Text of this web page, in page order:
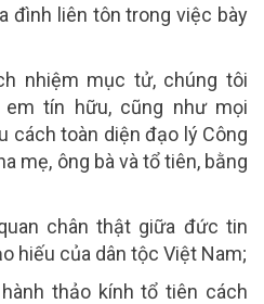
đình liên tôn trong việc bày
nhiệm mục tử, chúng tôi
tín hữu, cũng như mọi
cách toàn diện đạo lý Công
mẹ, ông bà và tổ tiên, bằng
chân thật giữa đức tin
hiếu của dân tộc Việt Nam;
thảo kính tổ tiên cách